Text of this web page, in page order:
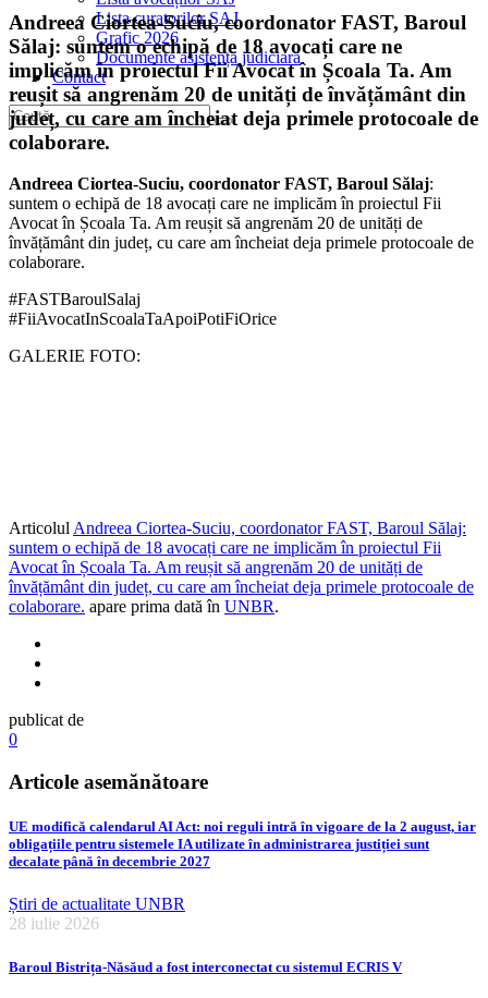
Lista curatorilor SAJ
Grafic 2026
Documente asistență judiciară
Contact
Andreea Ciortea-Suciu, coordonator FAST, Baroul
Sălaj: suntem o echipă de 18 avocați care ne
implicăm în proiectul Fii Avocat în Școala Ta. Am
reușit să angrenăm 20 de unități de învățământ din
județ, cu care am încheiat deja primele protocoale de
colaborare.
Andreea Ciortea-Suciu, coordonator FAST, Baroul Sălaj:
suntem o echipă de 18 avocați care ne implicăm în proiectul Fii
Avocat în Școala Ta. Am reușit să angrenăm 20 de unități de
învățământ din județ, cu care am încheiat deja primele protocoale de
colaborare.
#FASTBaroulSalaj
#FiiAvocatInScoalaTaApoiPotiFiOrice
GALERIE FOTO:
Articolul Andreea Ciortea-Suciu, coordonator FAST, Baroul Sălaj:
suntem o echipă de 18 avocați care ne implicăm în proiectul Fii
Avocat în Școala Ta. Am reușit să angrenăm 20 de unități de
învățământ din județ, cu care am încheiat deja primele protocoale de
colaborare. apare prima dată în UNBR.
publicat de
0
Articole asemănătoare
UE modifică calendarul AI Act: noi reguli intră în vigoare de la 2 august, iar
obligațiile pentru sistemele IA utilizate în administrarea justiției sunt
decalate până în decembrie 2027
Știri de actualitate UNBR
28 iulie 2026
Baroul Bistrița-Năsăud a fost interconectat cu sistemul ECRIS V